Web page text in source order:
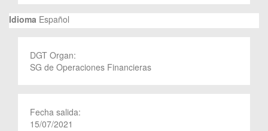
Idioma Español
DGT Organ:
SG de Operaciones Financieras
Fecha salida:
15/07/2021